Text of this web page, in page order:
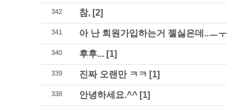
342 참,[2]
341 아 난 회원가입하는거 젤싫은데..ㅡㅜ
340 후후...[1]
339 진짜 오랜만 ㅋㅋ [1]
338 안녕하세요.^^[1]